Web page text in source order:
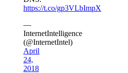
https://t.co/gp3VLbImpX
—
InternetIntelligence
(@InternetIntel)
April
24,
2018